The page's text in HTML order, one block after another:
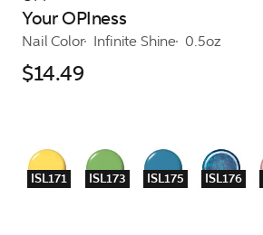
Your OPIness
Nail Color Infinite Shine 0.5oz
$14.49
ISL171 ISL173 ISL175 ISL176